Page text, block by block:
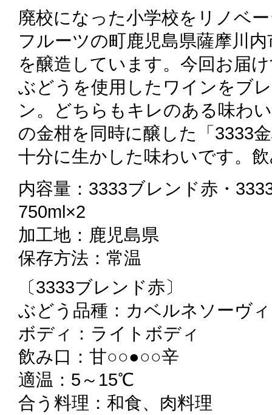
廃校になった小学校をリノベ
フルーツの町鹿児島県薩摩川
を醸造しています。今回お届
ぶどうを使用したワインをブ
ン。どちらもキレのある味わ
の金柑を同時に醸した「3333
十分に生かした味わいです。
内容量：3333ブレンド赤・
750ml×2
加工地：鹿児島県
保存方法：常温
〔3333ブレンド赤〕
ぶどう品種：カベルネソーヴ
ボディ：ライトボディ
飲み口：甘○○●○○辛
適温：5～15℃
合う料理：和食、肉料理